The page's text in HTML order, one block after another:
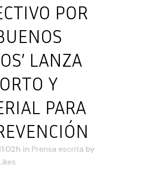
POR
LANZA
Y
PARA
in Prensa escrita by